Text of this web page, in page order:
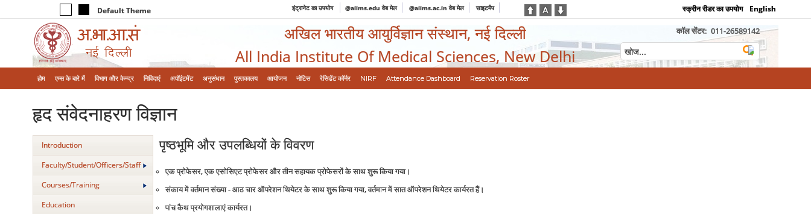
Default Theme इंट्रानेट का उपयोग @aiims.edu वेब मेल @aiims.ac.in वेब मेल साइटमैप स्क्रीन रीडर का उपयोग English
अखिल भारतीय आयुर्विज्ञान संस्थान, नई दिल्ली
All India Institute Of Medical Sciences, New Delhi
कॉल सेंटर: 011-26589142
होम एम्‍स के बारे में विभाग और केन्‍द्र निविदाएं अपॉइंटमेंट अनुसंधान पुस्तकालय आयोजन नोटिस रेसिडेंट कॉर्नर NIRF Attendance Dashboard Reservation Roster
हृद संवेदनाहरण विज्ञान
Introduction
Faculty/Student/Officers/Staff
Courses/Training
Education
पृष्‍ठभूमि और उपलब्धियों के विवरण
एक प्रोफेसर, एक एसोसिएट प्रोफेसर और तीन सहायक प्रोफेसरों के साथ शुरू किया गया।
संकाय में वर्तमान संख्‍या - आठ चार ऑपरेशन थियेटर के साथ शुरू किया गया, वर्तमान में सात ऑपरेशन थियेटर कार्यरत हैं।
पांच कैथ प्रयोगशालाएं कार्यरत।